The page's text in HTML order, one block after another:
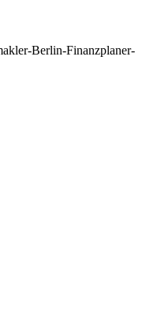
Berlin-Finanzplaner-